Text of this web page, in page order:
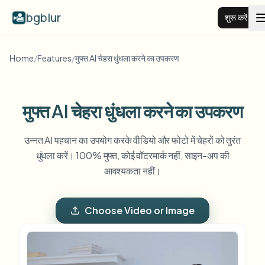
bgblur शुरू करें
वीडियो बैकग्राउंड ब्लर
उदाहरण
चेहरा ब्लर
लाइसेंस प्लेट ब्लर
View all features
Browse every blur tool in one place
स्कूल और शिक्षा
संसाधन
Home/Features/मुफ्त AI चेहरा धुंधला करने का उपकरण
मुफ्त AI चेहरा धुंधला करने का उपकरण
उन्नत AI पहचान का उपयोग करके वीडियो और फोटो में चेहरों को तुरंत
धुंधला करें। 100% मुफ्त, कोई वॉटरमार्क नहीं, साइन-अप की
आवश्यकता नहीं।
Choose Video or Image